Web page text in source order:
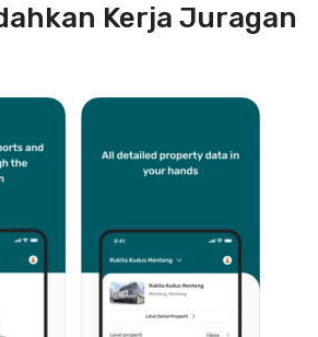
Kerja Juragan